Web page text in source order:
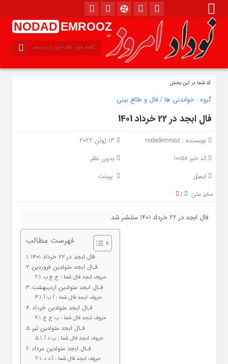
NODAD EMROOZ
.ir
کد شما در این بخش
گروه : خواندنی ها /فال و طالع بینی
فال ابجد در 22 خرداد 1401
نویسنده : nodademrooz
کد خبر 10058
بدون نظر
ایمیل
پرینت
سایز متن
/
فال ابجد در 22 خرداد 1401 منتشر شد.
فهرست مطالب
فال ابجد در 22 خرداد 1401
فـال ابجد متولدین فروردین
حروف ابجد فال شما : ج ج ب
فـال ابجد متولدین اردیبهشت
حروف ابجد فال شما : آ ب آ
فـال ابجد متولدین خرداد
حروف ابجد فال شما : ب ج ج
فـال ابجد متولدین تیر
حروف ابجد فال شما : ب د آ
فـال ابجد متولدین مرداد
حروف ابجد فال شما : آ د د